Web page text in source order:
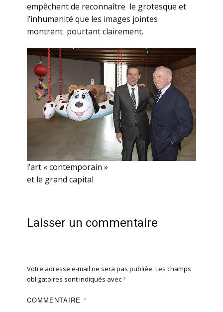
empêchent de reconnaître le grotesque et
l’inhumanité que les images jointes
montrent pourtant clairement.
l’art « contemporain »
et le grand capital
Laisser un commentaire
Votre adresse e-mail ne sera pas publiée. Les champs
obligatoires sont indiqués avec *
COMMENTAIRE *